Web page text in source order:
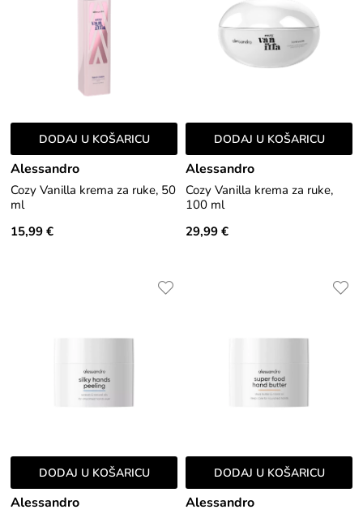
DODAJ U KOŠARICU
Alessandro
Cozy Vanilla krema za ruke, 50
ml
15,99 €
DODAJ U KOŠARICU
Alessandro
Cozy Vanilla krema za ruke,
100 ml
29,99 €
DODAJ U KOŠARICU
Alessandro
DODAJ U KOŠARICU
Alessandro